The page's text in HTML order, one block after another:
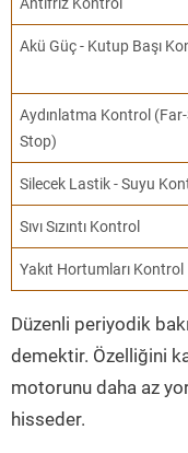
Akü Güç - Kutup Başı
Aydınlatma Kontrol
Stop)
Silecek Lastik - Suyu
Sıvı Sızıntı Kontrol
Yakıt Hortumları Kontrol
Düzenli periyodik
demektir. Özelliğini
motorunu daha az
hisseder.